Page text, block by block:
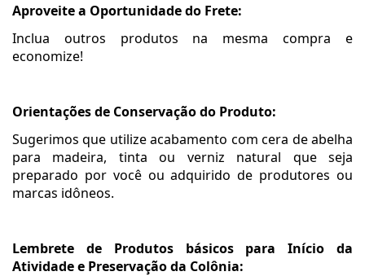
Aproveite a Oportunidade do Frete:
Inclua outros produtos na mesma compra e
economize!
Orientações de Conservação do Produto:
Sugerimos que utilize acabamento com cera de abelha
para madeira, tinta ou verniz natural que seja
preparado por você ou adquirido de produtores ou
marcas idôneos.
Lembrete de Produtos básicos para Início da
Atividade e Preservação da Colônia: